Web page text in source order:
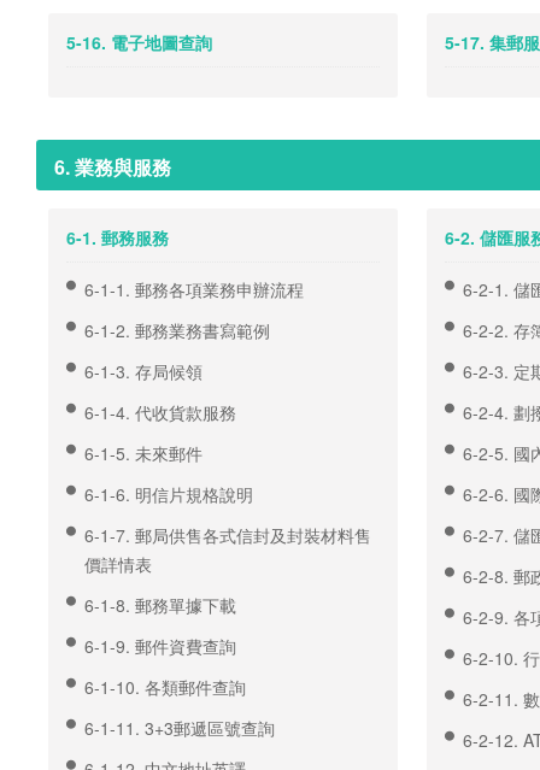
5-16. 電子地圖查詢 5-17. 集郵
6. 業務與服務
6-1. 郵務服務
6-1-1. 郵務各項業務申辦流程
6-1-2. 郵務業務書寫範例
6-1-3. 存局候領
6-1-4. 代收貨款服務
6-1-5. 未來郵件
6-1-6. 明信片規格說明
6-1-7. 郵局供售各式信封及封裝材料售
價詳情表
6-1-8. 郵務單據下載
6-1-9. 郵件資費查詢
6-1-10. 各類郵件查詢
6-1-11. 3+3郵遞區號查詢
6-2. 儲匯服
6-2-1. 儲
6-2-2. 存
6-2-3. 定
6-2-4. 劃
6-2-5. 國
6-2-6. 國
6-2-7. 儲
6-2-8. 郵
6-2-9. 各
6-2-10.
6-2-11.
6-2-12.